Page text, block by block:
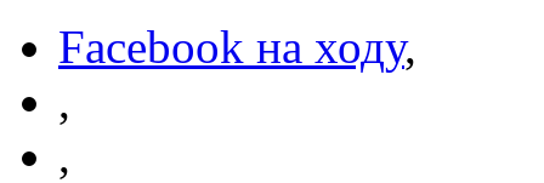
Facebook на ходу,
,
,